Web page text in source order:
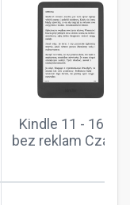
Kindle 11 - 16GB
bez reklam Czarny